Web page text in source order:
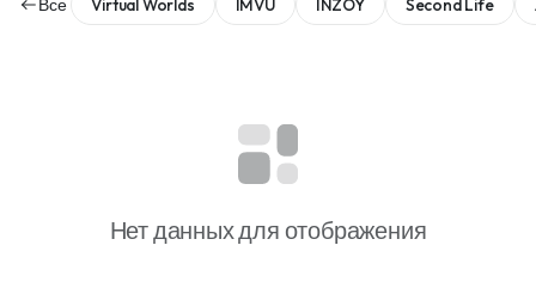
Все Virtual Worlds IMVU INZOY Second Life
Нет данных для отображения